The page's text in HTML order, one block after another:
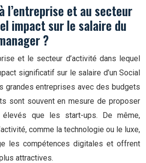
l’entreprise et au secteur
impact sur le salaire du
?
et le secteur d’activité dans lequel
significatif sur le salaire d’un Social
grandes entreprises avec des budgets
sont souvent en mesure de proposer
que les start-ups. De même,
comme la technologie ou le luxe,
les compétences digitales et offrent
attractives.